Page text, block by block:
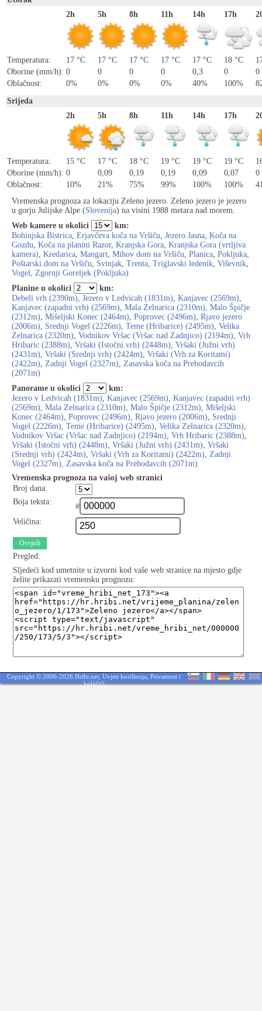
2h
Temperatura:
17 °C
Oborine (mm/h): 0
Oblačnost:
0%
5h
17 °C
0
0%
8h
17 °C
0
0%
11h
17 °C
0
0%
14h
17 °C
0,3
40%
17h
18 °C
0
100%
0
Srijeda
2h
Temperatura:
15 °C
Oborine (mm/h): 0
Oblačnost:
10%
5h
17 °C
0,09
21%
8h
18 °C
0,19
75%
11h
19 °C
0,19
99%
14h
19 °C
0,09
100%
17h
19 °C
0,07
100%
0
Vremenska prognoza za lokaciju Zeleno jezero. Zeleno jezero je jezero
u gorju Julijske Alpe (Slovenija) na visini 1988 metara nad morem.
Web kamere u okolici
km:
Bohinjska Bistrica, Erjavčeva koča na Vršiču, Jezero Jasna, Koča na
Gozdu, Koča na planini Razor, Kranjska Gora, Kranjska Gora (vrtljiva
kamera), Kredarica, Mangart, Mihov dom na Vršiču, Planica, Pokljuka,
Poštarski dom na Vršiču, Svinjak, Trenta, Triglavski ledenik, Viševnik,
Vogel, Zgornji Goreljek (Pokljuka)
Planine u okolici
km:
Debeli vrh (2390m), Jezero v Ledvicah (1831m), Kanjavec (2569m),
Kanjavec (zapadni vrh) (2569m), Mala Zelnarica (2310m), Malo Špičje
(2312m), Mišeljski Konec (2464m), Poprovec (2496m), Rjavo jezero
(2006m), Srednji Vogel (2226m), Teme (Hribarice) (2495m), Velika
Zelnarica (2320m), Vodnikov Vršac (Vršac nad Zadnjico) (2194m), Vrh
Hribaric (2388m), Vršaki (Istočni vrh) (2448m), Vršaki (Južni vrh)
(2431m), Vršaki (Srednji vrh) (2424m), Vršaki (Vrh za Koritami)
(2422m), Zadnji Vogel (2327m), Zasavska koča na Prehodavcih
(2071m)
Panorame u okolici
km:
Jezero v Ledvicah (1831m), Kanjavec (2569m), Kanjavec (zapadni vrh)
(2569m), Mala Zelnarica (2310m), Malo Špičje (2312m), Mišeljski
Konec (2464m), Poprovec (2496m), Rjavo jezero (2006m), Srednji
Vogel (2226m), Teme (Hribarice) (2495m), Velika Zelnarica (2320m),
Vodnikov Vršac (Vršac nad Zadnjico) (2194m), Vrh Hribaric (2388m),
Vršaki (Istočni vrh) (2448m), Vršaki (Južni vrh) (2431m), Vršaki
(Srednji vrh) (2424m), Vršaki (Vrh za Koritami) (2422m), Zadnji
Vogel (2327m), Zasavska koča na Prehodavcih (2071m)
Vremenska prognoza na vašoj web stranici
Broj dana:
Boja teksta:
#
Veličina:
Osvježi
Pregled:
Sljedeći kod umetnite u izvorni kod vaše web stranice na mjesto gdje
želite prikazati vremensku prognozu:
Copyright © 2006-2026 Hribi.net, Uvjeti korištenja Privatnost i
kolačići